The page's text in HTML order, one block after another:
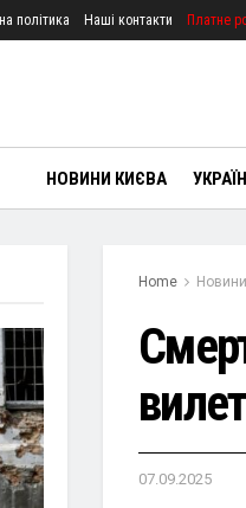
політика Наші контакти Платне
НОВИНИ КИЄВА
Home
07.09.2025